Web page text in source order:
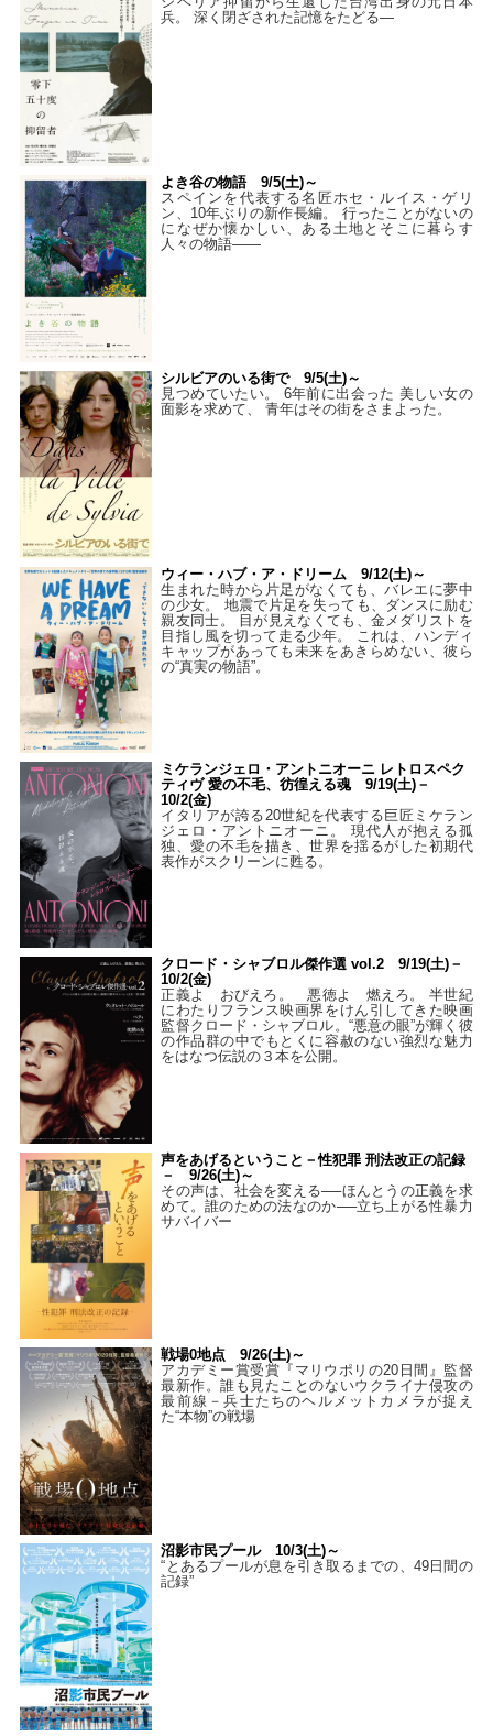
兵。 深く閉ざされた記憶をたどる—
よき谷の物語 9/5(土)～
スペインを代表する名匠ホセ・ルイス・ゲリ
ン、10年ぶりの新作長編。 行ったことがないの
になぜか懐かしい、ある土地とそこに暮らす
人々の物語――
シルビアのいる街で 9/5(土)～
見つめていたい。 6年前に出会った 美しい女の
面影を求めて、 青年はその街をさまよった。
ウィー・ハブ・ア・ドリーム 9/12(土)～
生まれた時から片足がなくても、バレエに夢中
の少女。 地震で片足を失っても、ダンスに励む
親友同士。 目が見えなくても、金メダリストを
目指し風を切って走る少年。 これは、ハンディ
キャップがあっても未来をあきらめない、彼ら
の“真実の物語”。
ミケランジェロ・アントニオーニ レトロスペク
ティヴ 愛の不毛、彷徨える魂 9/19(土)－
10/2(金)
イタリアが誇る20世紀を代表する巨匠ミケラン
ジェロ・アントニオーニ。 現代人が抱える孤
独、愛の不毛を描き、世界を揺るがした初期代
表作がスクリーンに甦る。
クロード・シャブロル傑作選 vol.2 9/19(土)－
10/2(金)
正義よ おびえろ。 悪徳よ 燃えろ。 半世紀
にわたりフランス映画界をけん引してきた映画
監督クロード・シャブロル。“悪意の眼”が輝く彼
の作品群の中でもとくに容赦のない強烈な魅力
をはなつ伝説の３本を公開。
声をあげるということ－性犯罪 刑法改正の記録
－ 9/26(土)～
その声は、社会を変える──ほんとうの正義を求
めて。誰のための法なのか──立ち上がる性暴力
サバイバー
戦場0地点 9/26(土)～
アカデミー賞受賞『マリウポリの20日間』監督
最新作。誰も見たことのないウクライナ侵攻の
最前線－兵士たちのヘルメットカメラが捉え
た“本物”の戦場
沼影市民プール 10/3(土)～
“とあるプールが息を引き取るまでの、49日間の
記録”